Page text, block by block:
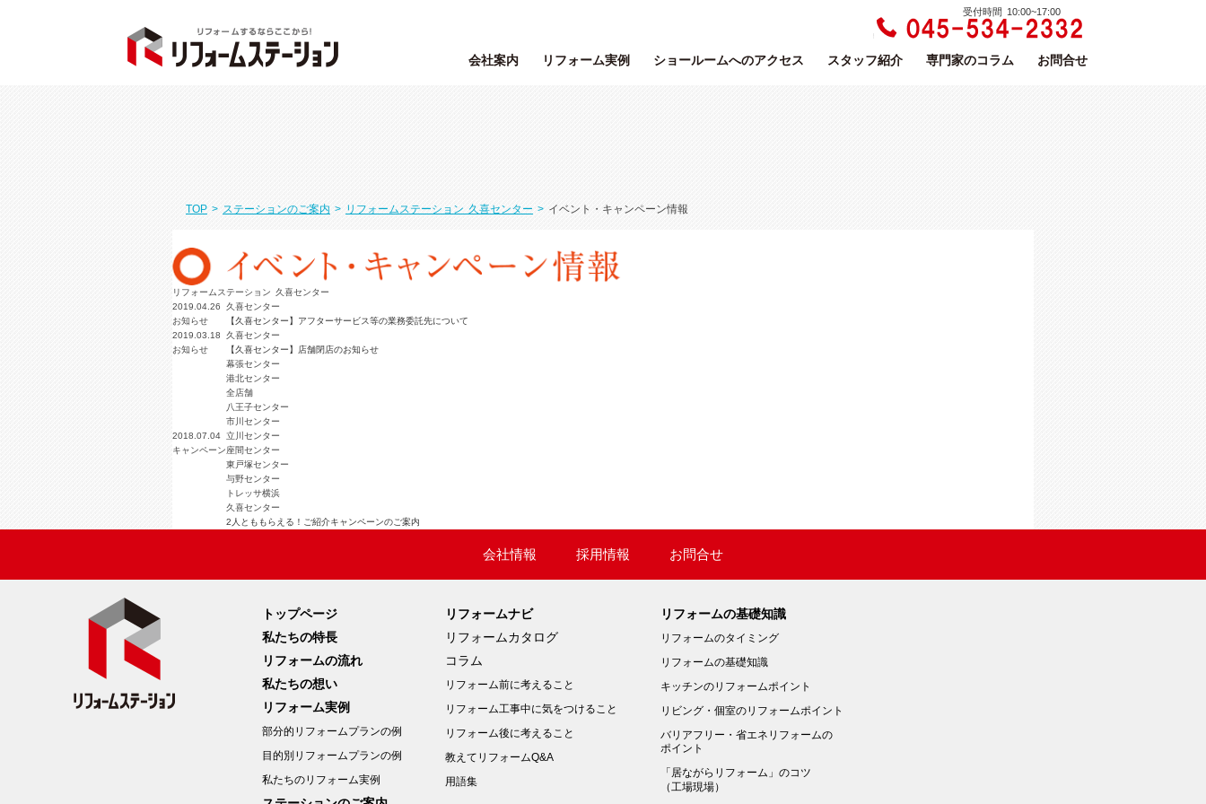
受付時間 10:00~17:00
会社案内 リフォーム実例 ショールームへのアクセス スタッフ紹介 専門家のコラム お問合せ
TOP > ステーションのご案内 > リフォームステーション 久喜センター > イベント・キャンペーン情報
リフォームステーション 久喜センター
2019.04.26
お知らせ
久喜センター
【久喜センター】アフターサービス等の業務委託先について
2019.03.18
お知らせ
久喜センター
【久喜センター】店舗閉店のお知らせ
2018.07.04
キャンペーン
幕張センター
港北センター
全店舗
八王子センター
市川センター
立川センター
座間センター
東戸塚センター
与野センター
トレッサ横浜
久喜センター
2人とももらえる！ご紹介キャンペーンのご案内
会社情報 採用情報 お問合せ
トップページ
私たちの特長
リフォームの流れ
私たちの想い
リフォーム実例
部分的リフォームプランの例
目的別リフォームプランの例
私たちのリフォーム実例
リフォームナビ
リフォームカタログ
コラム
リフォーム前に考えること
リフォーム工事中に気をつけること
リフォーム後に考えること
教えてリフォームQ&A
用語集
リフォームの基礎知識
リフォームのタイミング
リフォームの基礎知識
キッチンのリフォームポイント
リビング・個室のリフォームポイント
バリアフリー・省エネリフォームの
ポイント
「居ながらリフォーム」のコツ
（工場現場）